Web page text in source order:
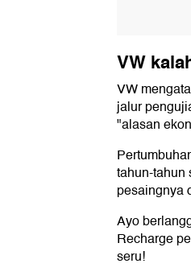
VW
VW
jalur
"alasan
tahun-tahun
pesaingnya
Ayo
Recharge
seru!